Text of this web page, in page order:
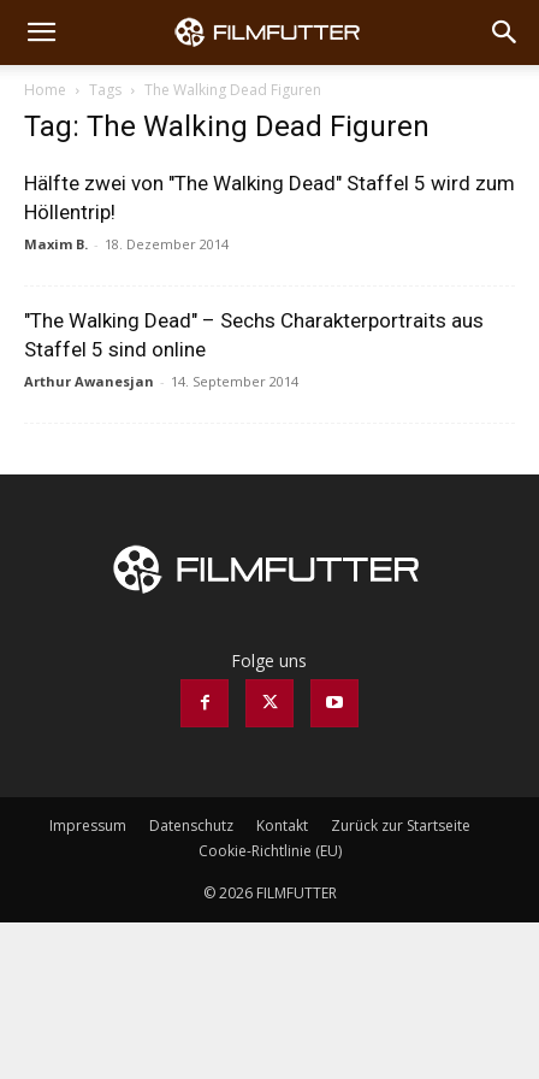
Home Tags The Walking Dead Figuren
Tag: The Walking Dead Figuren
Hälfte zwei von "The Walking Dead" Staffel 5 wird zum
Höllentrip!
Maxim B. - 18. Dezember 2014
"The Walking Dead" – Sechs Charakterportraits aus
Staffel 5 sind online
Arthur Awanesjan - 14. September 2014
Folge uns
Impressum Datenschutz Kontakt
Zurück zur Startseite
Cookie-Richtlinie (EU)
© 2026 FILMFUTTER